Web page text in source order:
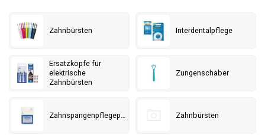
Zahnbürsten Interdentalpflege
Ersatzköpfe für
elektrische
Zahnbürsten
Zungenschaber
Zahnspangenpflegeprodukte Zahnbürsten